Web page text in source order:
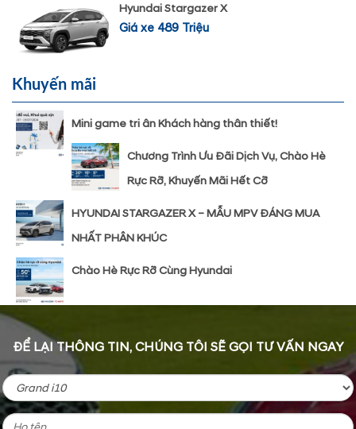
Hyundai Stargazer X
Giá xe 489 Triệu
Khuyến mãi
Mini game tri ân Khách hàng thân thiết!
Chương Trình Ưu Đãi Dịch Vụ, Chào Hè
Rực Rỡ, Khuyến Mãi Hết Cỡ
HYUNDAI STARGAZER X – MẪU MPV ĐÁNG MUA
NHẤT PHÂN KHÚC
Chào Hè Rực Rỡ Cùng Hyundai
ĐỂ LẠI THÔNG TIN, CHÚNG TÔI SẼ GỌI TƯ VẤN NGAY